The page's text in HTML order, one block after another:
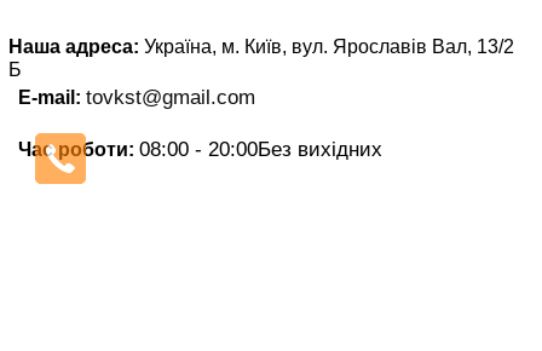
Наша адреса: Україна, м. Київ, вул. Ярославів Вал, 13/2
Б
E-mail: tovkst@gmail.com
Час роботи: 08:00 - 20:00Без вихідних